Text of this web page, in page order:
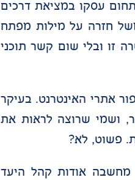
עסקו במציאת דרכים
חזרה על מילות מפתח
זו ובלי שום קשר תוכני
אתרי האינטרנט. בעיקר
ושמי שרוצה לראות את
פשוט, לא?
מחשבה אודות קהל היעד